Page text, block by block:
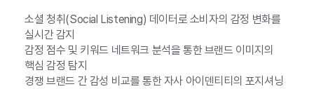
소셜 청취(Social Listening) 데이터로 소비자의 감정 변화를
실시간 감지
감정 점수 및 키워드 네트워크 분석을 통한 브랜드 이미지의
핵심 감정 탐지
경쟁 브랜드 간 감성 비교를 통한 자사 아이덴티티의 포지셔닝